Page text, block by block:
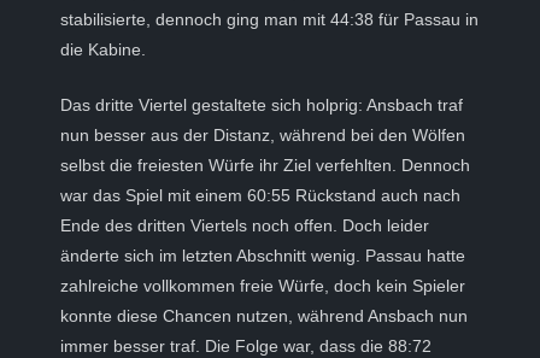
stabilisierte, dennoch ging man mit 44:38 für Passau in
die Kabine.
Das dritte Viertel gestaltete sich holprig: Ansbach traf
nun besser aus der Distanz, während bei den Wölfen
selbst die freiesten Würfe ihr Ziel verfehlten. Dennoch
war das Spiel mit einem 60:55 Rückstand auch nach
Ende des dritten Viertels noch offen. Doch leider
änderte sich im letzten Abschnitt wenig. Passau hatte
zahlreiche vollkommen freie Würfe, doch kein Spieler
konnte diese Chancen nutzen, während Ansbach nun
immer besser traf. Die Folge war, dass die 88:72